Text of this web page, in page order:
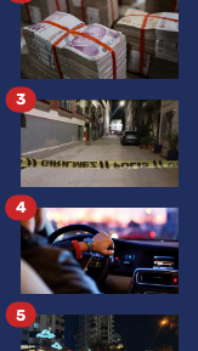
3
4
5